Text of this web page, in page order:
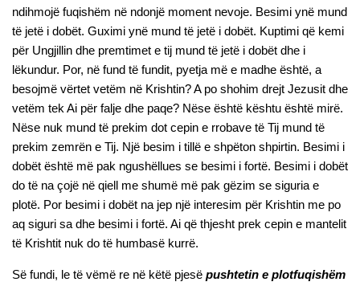
ndihmojë fuqishëm në ndonjë moment nevoje. Besimi ynë mund
të jetë i dobët. Guximi ynë mund të jetë i dobët. Kuptimi që kemi
për Ungjillin dhe premtimet e tij mund të jetë i dobët dhe i
lëkundur. Por, në fund të fundit, pyetja më e madhe është, a
besojmë vërtet vetëm në Krishtin? A po shohim drejt Jezusit dhe
vetëm tek Ai për falje dhe paqe? Nëse është kështu është mirë.
Nëse nuk mund të prekim dot cepin e rrobave të Tij mund të
prekim zemrën e Tij. Një besim i tillë e shpëton shpirtin. Besimi i
dobët është më pak ngushëllues se besimi i fortë. Besimi i dobët
do të na çojë në qiell me shumë më pak gëzim se siguria e
plotë. Por besimi i dobët na jep një interesim për Krishtin me po
aq siguri sa dhe besimi i fortë. Ai që thjesht prek cepin e mantelit
të Krishtit nuk do të humbasë kurrë.
Së fundi, le të vëmë re në këtë pjesë pushtetin e plotfuqishëm